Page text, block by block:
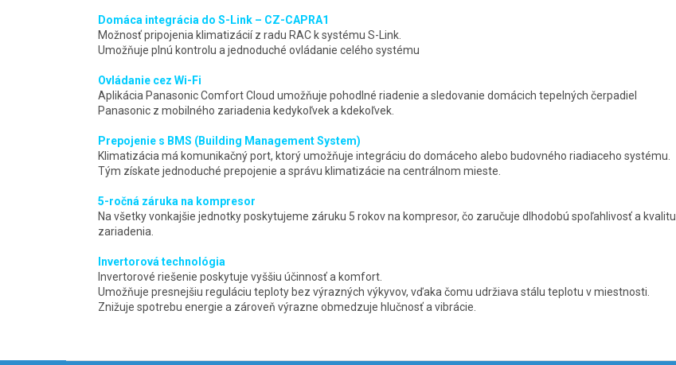
Domáca integrácia do S-Link – CZ-CAPRA1
Možnosť pripojenia klimatizácií z radu RAC k systému S-Link.
Umožňuje plnú kontrolu a jednoduché ovládanie celého systému
Ovládanie cez Wi-Fi
Aplikácia Panasonic Comfort Cloud umožňuje pohodlné riadenie a sledovanie domácich tepelných čerpadiel
Panasonic z mobilného zariadenia kedykoľvek a kdekoľvek.
Prepojenie s BMS (Building Management System)
Klimatizácia má komunikačný port, ktorý umožňuje integráciu do domáceho alebo budovného riadiaceho systému.
Tým získate jednoduché prepojenie a správu klimatizácie na centrálnom mieste.
5-ročná záruka na kompresor
Na všetky vonkajšie jednotky poskytujeme záruku 5 rokov na kompresor, čo zaručuje dlhodobú spoľahlivosť a kvalitu
zariadenia.
Invertorová technológia
Invertorové riešenie poskytuje vyššiu účinnosť a komfort.
Umožňuje presnejšiu reguláciu teploty bez výrazných výkyvov, vďaka čomu udržiava stálu teplotu v miestnosti.
Znižuje spotrebu energie a zároveň výrazne obmedzuje hlučnosť a vibrácie.